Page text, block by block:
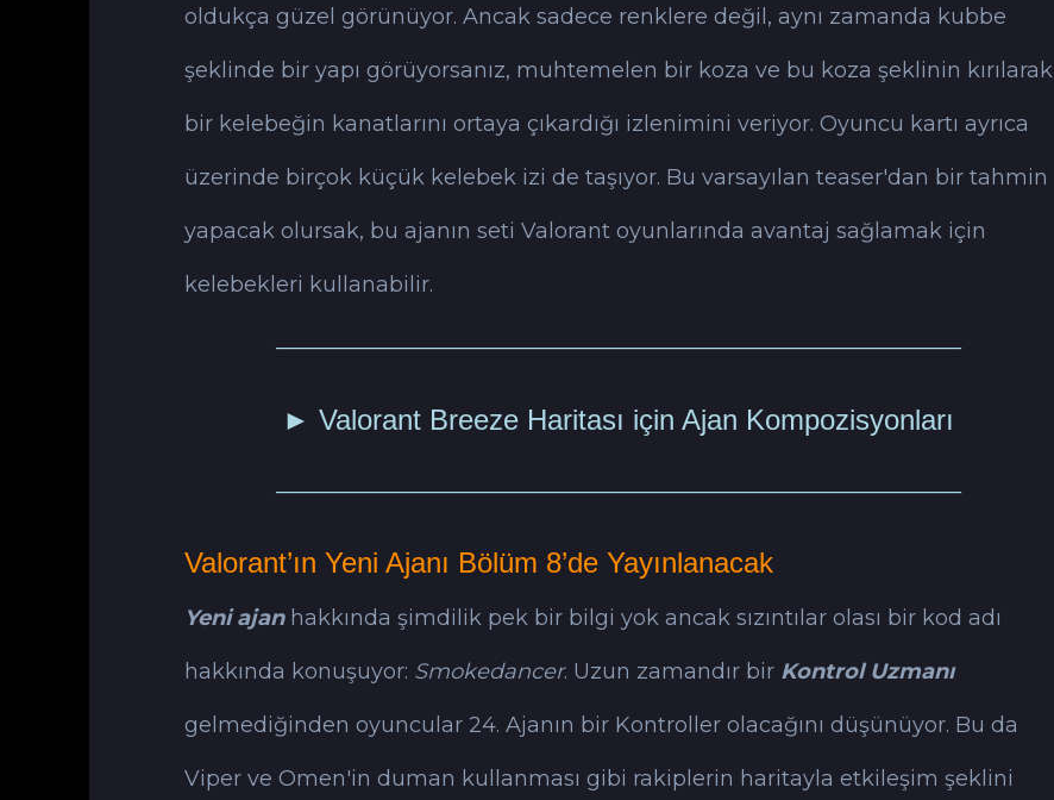
oldukça güzel görünüyor. Ancak sadece renklere değil, aynı zamanda kubbe
şeklinde bir yapı görüyorsanız, muhtemelen bir koza ve bu koza şeklinin kırılarak
bir kelebeğin kanatlarını ortaya çıkardığı izlenimini veriyor. Oyuncu kartı ayrıca
üzerinde birçok küçük kelebek izi de taşıyor. Bu varsayılan teaser'dan bir tahmin
yapacak olursak, bu ajanın seti Valorant oyunlarında avantaj sağlamak için
kelebekleri kullanabilir.
────────────────────────────────────────────────
► Valorant Breeze Haritası için Ajan Kompozisyonları
────────────────────────────────────────────────
Valorant’ın Yeni Ajanı Bölüm 8’de Yayınlanacak
Yeni ajanhakkında şimdilik pek bir bilgi yok ancak sızıntılar olası bir kod adı
hakkında konuşuyor: Smokedancer. Uzun zamandır bir Kontrol Uzmanı
gelmediğinden oyuncular 24. Ajanın bir Kontroller olacağını düşünüyor. Bu da
Viper ve Omen'in duman kullanması gibi rakiplerin haritayla etkileşim şeklini